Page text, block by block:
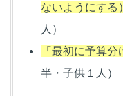
ないようにする
人）
「最初に予算分
半・子供１人）